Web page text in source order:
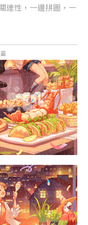
連性，一邊拼圖，一